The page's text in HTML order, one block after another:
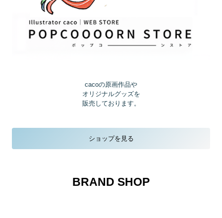
cacoの原画作品や
オリジナルグッズを
販売しております。
ショップを見る
BRAND SHOP